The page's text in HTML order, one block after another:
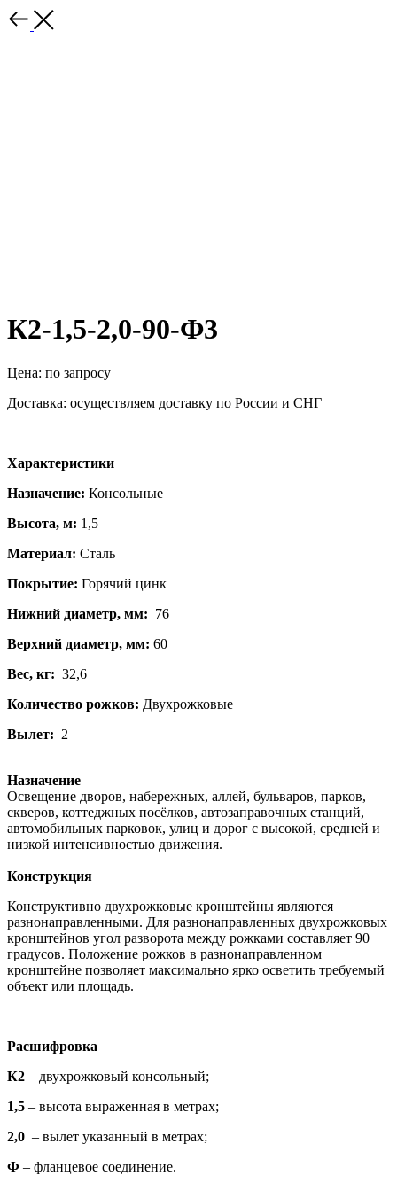
К2-1,5-2,0-90-Ф3
Цена: по запросу
Доставка: осуществляем доставку по России и СНГ
Характеристики
Назначение: Консольные
Высота, м: 1,5
Материал: Сталь
Покрытие: Горячий цинк
Нижний диаметр, мм: 76
Верхний диаметр, мм: 60
Вес, кг: 32,6
Количество рожков: Двухрожковые
Вылет: 2
Назначение
Освещение дворов, набережных, аллей, бульваров, парков,
скверов, коттеджных посёлков, автозаправочных станций,
автомобильных парковок, улиц и дорог с высокой, средней и
низкой интенсивностью движения.
Конструкция
Конструктивно двухрожковые кронштейны являются
разнонаправленными. Для разнонаправленных двухрожковых
кронштейнов угол разворота между рожками составляет 90
градусов. Положение рожков в разнонаправленном
кронштейне позволяет максимально ярко осветить требуемый
объект или площадь.
Расшифровка
К2 – двухрожковый консольный;
1,5 – высота выраженная в метрах;
2,0 – вылет указанный в метрах;
Ф – фланцевое соединение.